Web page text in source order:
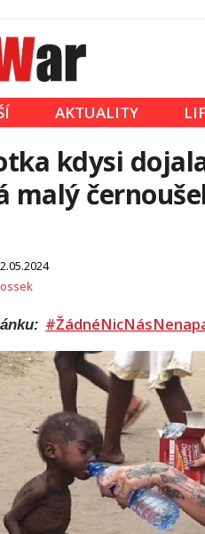
AKTUALITY
kdysi
malý